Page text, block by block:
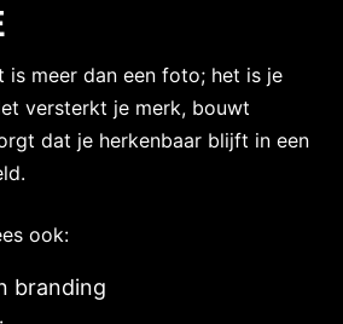
is meer dan een foto; het is je
versterkt je merk, bouwt
dat je herkenbaar blijft in een
ook:
branding